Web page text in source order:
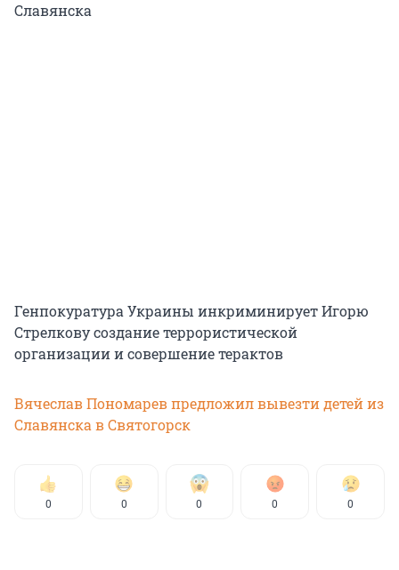
Славянска
Генпокуратура Украины инкриминирует Игорю
Стрелкову создание террористической
организации и совершение терактов
Вячеслав Пономарев предложил вывезти детей из
Славянска в Святогорск
0 0 0 0 0